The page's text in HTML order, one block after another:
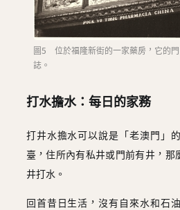
圖5 位於福隆新街的一家藥房，它的
誌。
打水擔水：每日的家務
打井水擔水可以說是「老澳門」
臺，住所內有私井或門前有井，那
井打水。
回首昔日生活，沒有自來水和石